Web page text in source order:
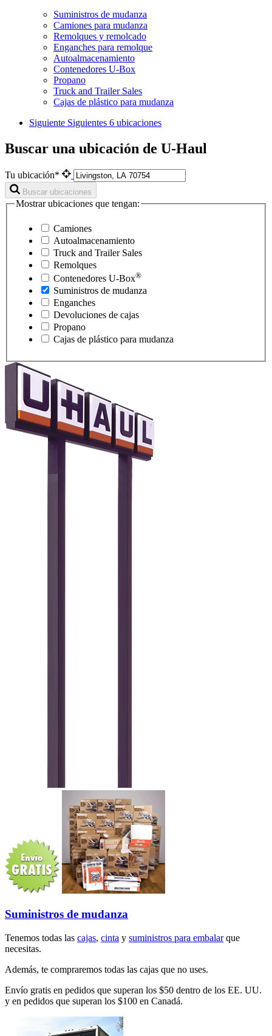
Suministros de mudanza
Camiones para mudanza
Remolques y remolcado
Enganches para remolque
Autoalmacenamiento
Contenedores U-Box
Propano
Truck and Trailer Sales
Cajas de plástico para mudanza
Siguiente Siguientes 6 ubicaciones
Buscar una ubicación de U-Haul
Tu ubicación*
Buscar ubicaciones
Mostrar ubicaciones que tengan:
Camiones
Autoalmacenamiento
Truck and Trailer Sales
Remolques
Contenedores U-Box®
Suministros de mudanza
Enganches
Devoluciones de cajas
Propano
Cajas de plástico para mudanza
Suministros de mudanza
Tenemos todas las cajas, cinta y suministros para embalarque
necesitas.
Además, te compraremos todas las cajas que no uses.
Envío gratis en pedidos que superan los $50 dentro de los EE. UU.
y en pedidos que superan los $100 en Canadá.